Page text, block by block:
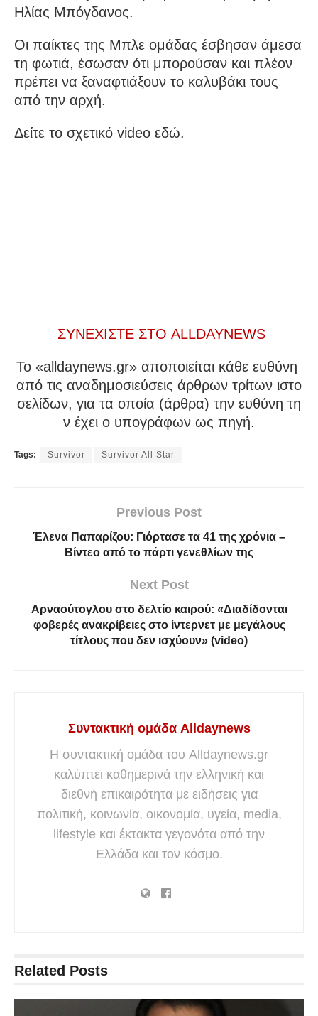
Ηλίας Μπόγδανος.
Οι παίκτες της Μπλε ομάδας έσβησαν άμεσα
τη φωτιά, έσωσαν ότι μπορούσαν και πλέον
πρέπει να ξαναφτιάξουν το καλυβάκι τους
από την αρχή.
Δείτε το σχετικό video εδώ.
ΣΥΝΕΧΙΣΤΕ ΣΤΟ ALLDAYNEWS
To «alldaynews.gr» αποποιείται κάθε ευθύνη
από τις αναδημοσιεύσεις άρθρων τρίτων ιστο
σελίδων, για τα οποία (άρθρα) την ευθύνη τη
ν έχει ο υπογράφων ως πηγή.
Tags: Survivor Survivor All Star
Previous Post
Έλενα Παπαρίζου: Γιόρτασε τα 41 της χρόνια –
Βίντεο από το πάρτι γενεθλίων της
Next Post
Αρναούτογλου στο δελτίο καιρού: «Διαδίδονται
φοβερές ανακρίβειες στο ίντερνετ με μεγάλους
τίτλους που δεν ισχύουν» (video)
Συντακτική ομάδα Alldaynews
Η συντακτική ομάδα του Alldaynews.gr
καλύπτει καθημερινά την ελληνική και
διεθνή επικαιρότητα με ειδήσεις για
πολιτική, κοινωνία, οικονομία, υγεία, media,
lifestyle και έκτακτα γεγονότα από την
Ελλάδα και τον κόσμο.
Related Posts